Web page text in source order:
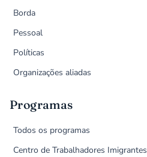
Borda
Pessoal
Políticas
Organizações aliadas
Programas
Todos os programas
Centro de Trabalhadores Imigrantes